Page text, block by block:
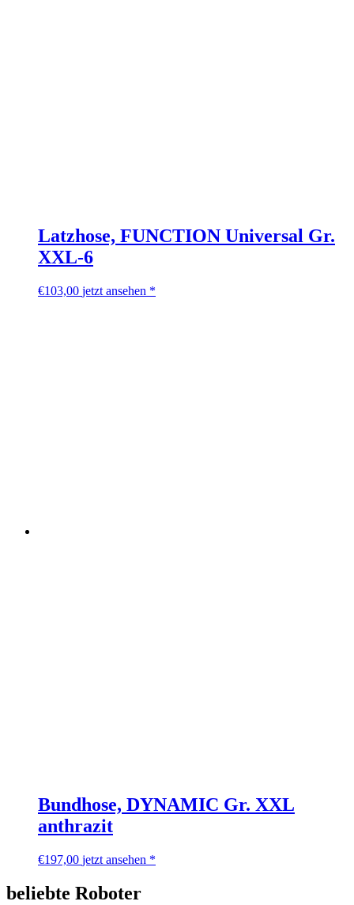
Latzhose, FUNCTION Universal Gr.
XXL-6
€103,00 jetzt ansehen *
Bundhose, DYNAMIC Gr. XXL
anthrazit
€197,00 jetzt ansehen *
beliebte Roboter